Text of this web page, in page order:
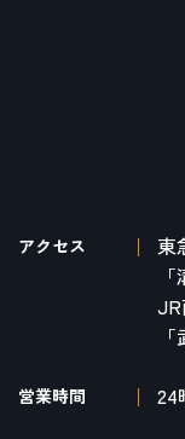
アクセス
東
営業時間 24